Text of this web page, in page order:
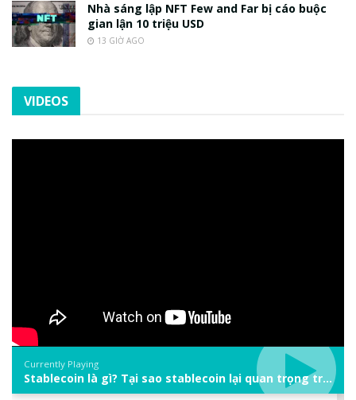
Nhà sáng lập NFT Few and Far bị cáo buộc
gian lận 10 triệu USD
13 GIỜ AGO
VIDEOS
Currently Playing
Stablecoin là gì? Tại sao stablecoin lại quan trọng trong thị trường crypto? | Phổ cập Blockchain